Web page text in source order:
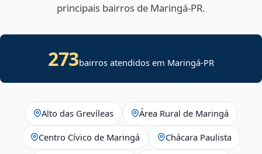
principais bairros de Maringá‑PR.
273bairros atendidos em Maringá-PR
Alto das Grevíleas Área Rural de Maringá
Centro Cívico de Maringá Chácara Paulista